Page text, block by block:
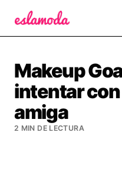
Makeup
intentar
amiga
2 MIN DE LECTURA